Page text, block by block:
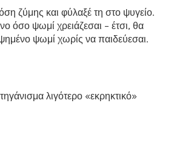
ζύμης και φύλαξέ τη στο ψυγείο.
όσο ψωμί χρειάζεσαι – έτσι, θα
ψωμί χωρίς να παιδεύεσαι.
λιγότερο «εκρηκτικό»